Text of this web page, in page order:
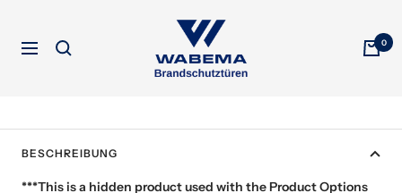
InhaltNavigation
WABEMA
Brandschutztüren
0
BESCHREIBUNG
***This is a hidden product used with the Product Options